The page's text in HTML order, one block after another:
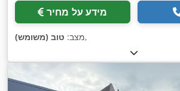
מידע על מחיר
מצב: טוב (משומש) ,